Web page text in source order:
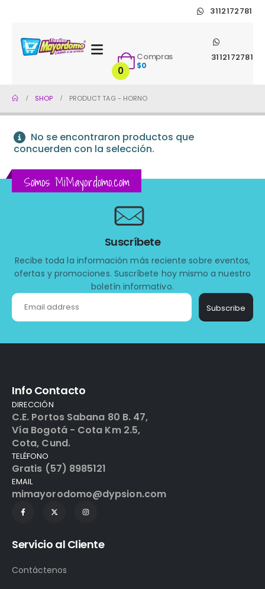
3112172781
3112172781
0
Compras
$0
SHOP PRODUCT TAG - HORNO
No se encontraron productos que
concuerden con la selección.
Somos MiMayordomo.com
Suscríbete
Recibe toda la información más reciente sobre eventos,
ofertas y promociones. Suscríbete hoy mismo a nuestro
boletín informativo.
Subscribe
Info Contacto
DIRECCIÓN
C.E. Portos Sabana 80 B. 47,
Vía Bogotá - Cota Km 2.5,
Cota, Cund.
TELÉFONO
Gratis (57) 8985121
EMAIL
mimayorodomo@dypsion.com
Servicio al Cliente
Contáctenos